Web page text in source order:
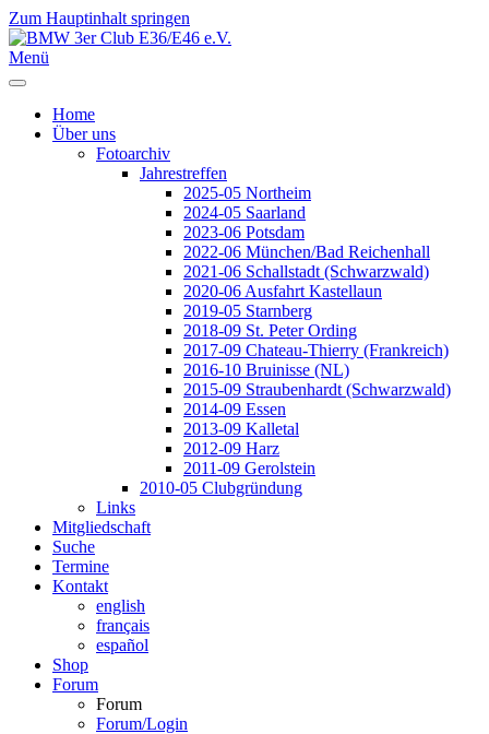
Zum Hauptinhalt springen
Menü
Home
Über uns
Fotoarchiv
Jahrestreffen
2025-05 Northeim
2024-05 Saarland
2023-06 Potsdam
2022-06 München/Bad Reichenhall
2021-06 Schallstadt (Schwarzwald)
2020-06 Ausfahrt Kastellaun
2019-05 Starnberg
2018-09 St. Peter Ording
2017-09 Chateau-Thierry (Frankreich)
2016-10 Bruinisse (NL)
2015-09 Straubenhardt (Schwarzwald)
2014-09 Essen
2013-09 Kalletal
2012-09 Harz
2011-09 Gerolstein
2010-05 Clubgründung
Links
Mitgliedschaft
Suche
Termine
Kontakt
english
français
español
Shop
Forum
Forum
Forum/Login
Jahr
Monat
Jahr
Monat